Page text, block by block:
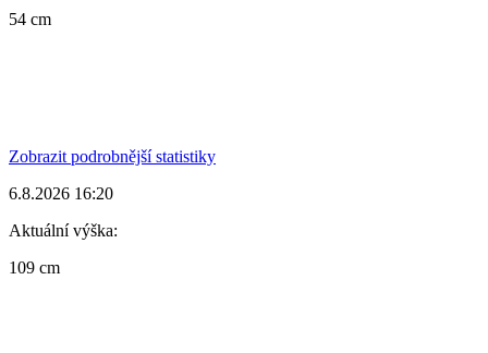
54 cm
Zobrazit podrobnější statistiky
6.8.2026 16:20
Aktuální výška:
109 cm